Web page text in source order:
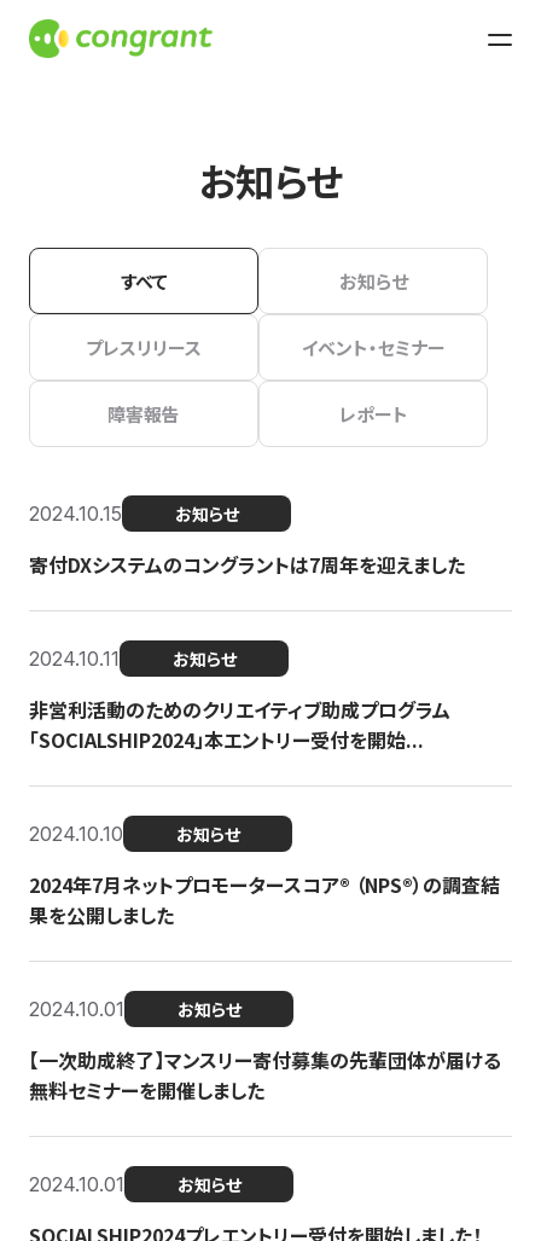
お知らせ
すべて お知らせ
プレスリリース イベント・セミナー
障害報告 レポート
2024.10.15 お知らせ
寄付DXシステムのコングラントは7周年を迎えました
2024.10.11 お知らせ
非営利活動のためのクリエイティブ助成プログラム
「SOCIALSHIP2024」本エントリー受付を開始...
2024.10.10 お知らせ
2024年7月ネットプロモータースコア®︎ （NPS®︎）の調査結
果を公開しました
2024.10.01 お知らせ
【一次助成終了】マンスリー寄付募集の先輩団体が届ける
無料セミナーを開催しました
2024.10.01 お知らせ
SOCIALSHIP2024プレエントリー受付を開始しました！